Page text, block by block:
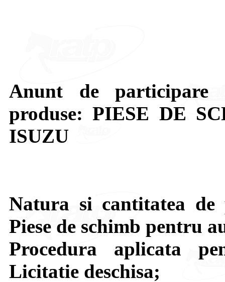
Anunt de participare
produse: PIESE DE
ISUZU
Natura si cantitatea de
Piese de schimb pentru
Procedura aplicata
Licitatie deschisa;